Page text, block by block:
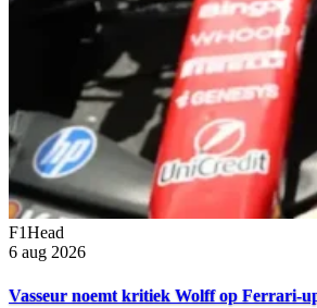
F1Head
6 aug 2026
Vasseur noemt kritiek Wolff op Ferrari-